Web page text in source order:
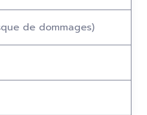
de dommages)